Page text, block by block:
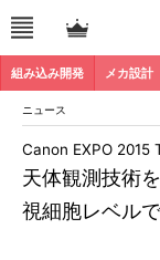
組み込み開発 メカ設計
ニュース
天体観測技術
視細胞レベル
Canon EXPO 2015